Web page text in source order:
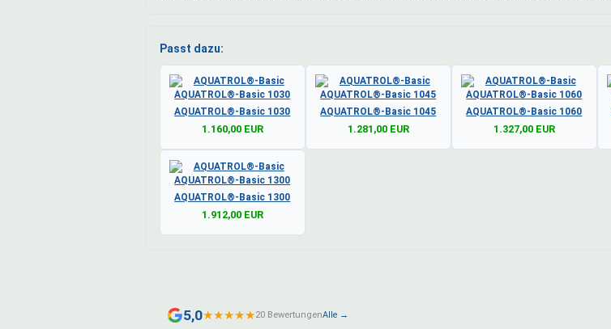
Passt dazu:
AQUATROL®-Basic 1030
1.160,00 EUR
AQUATROL®-Basic 1045
1.281,00 EUR
AQUATROL®-Basic 1060
1.327,00 EUR
AQUATROL®-Basic 1300
1.912,00 EUR
5,0★★★★★20 BewertungenAlle →